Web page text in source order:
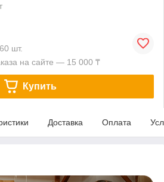
шт.
на сайте — 15 000 ₸
Купить
Доставка Оплата